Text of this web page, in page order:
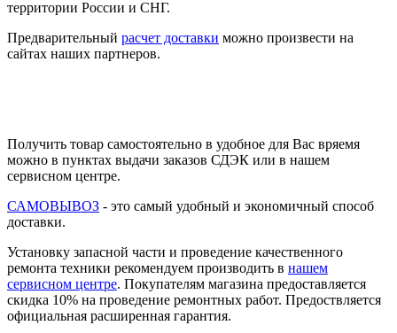
территории России и СНГ.
Предварительный расчет доставки можно произвести на
сайтах наших партнеров.
Получить товар самостоятельно в удобное для Вас вряемя
можно в пунктах выдачи заказов СДЭК или в нашем
сервисном центре.
САМОВЫВОЗ - это самый удобный и экономичный способ
доставки.
Установку запасной части и проведение качественного
ремонта техники рекомендуем производить в нашем
сервисном центре. Покупателям магазина предоставляется
скидка 10% на проведение ремонтных работ. Предоствляется
официальная расширенная гарантия.